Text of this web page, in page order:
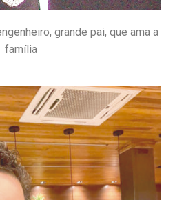
grande pai, que ama a
família